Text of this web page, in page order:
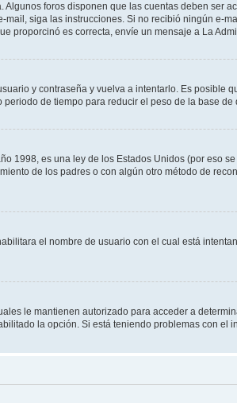
foros disponen que las cuentas deben ser
siga las instrucciones. Si no recibió ningún e-
proporcinó es correcta, envíe un mensaje a La
y contraseña y vuelva a intentarlo. Es
de tiempo para reducir el peso de la base
1998, es una ley de los Estados Unidos (por eso
de los padres o con algún otro método de
el nombre de usuario con el cual está
le mantienen autorizado para acceder a
la opción. Si está teniendo problemas con el